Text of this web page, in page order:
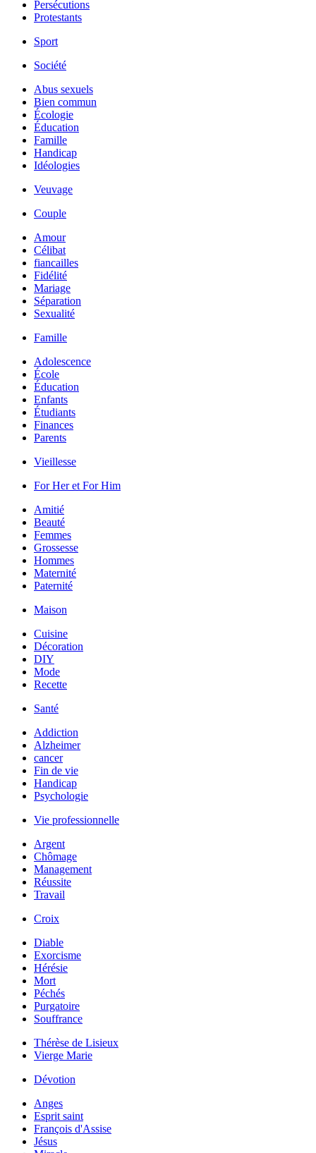
Persécutions
Protestants
Sport
Société
Abus sexuels
Bien commun
Écologie
Éducation
Famille
Handicap
Idéologies
Veuvage
Couple
Amour
Célibat
fiancailles
Fidélité
Mariage
Séparation
Sexualité
Famille
Adolescence
École
Éducation
Enfants
Étudiants
Finances
Parents
Vieillesse
For Her et For Him
Amitié
Beauté
Femmes
Grossesse
Hommes
Maternité
Paternité
Maison
Cuisine
Décoration
DIY
Mode
Recette
Santé
Addiction
Alzheimer
cancer
Fin de vie
Handicap
Psychologie
Vie professionnelle
Argent
Chômage
Management
Réussite
Travail
Croix
Diable
Exorcisme
Hérésie
Mort
Péchés
Purgatoire
Souffrance
Thérèse de Lisieux
Vierge Marie
Dévotion
Anges
Esprit saint
François d'Assise
Jésus